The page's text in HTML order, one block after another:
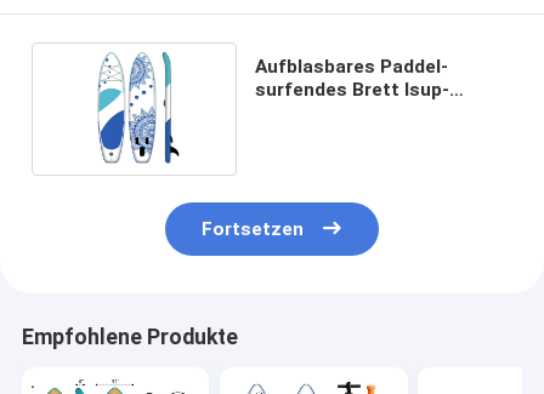
Aufblasbares Paddel-
surfendes Brett Isup-
Fortsetzen
Empfohlene Produkte